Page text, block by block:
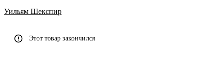
Уильям Шекспир
Этот товар закончился